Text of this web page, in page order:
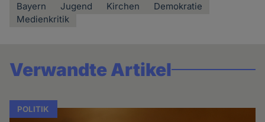
Bayern Jugend Kirchen
Demokratie
Medienkritik
Verwandte Artikel
POLITIK